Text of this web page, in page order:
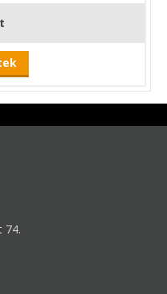
74.